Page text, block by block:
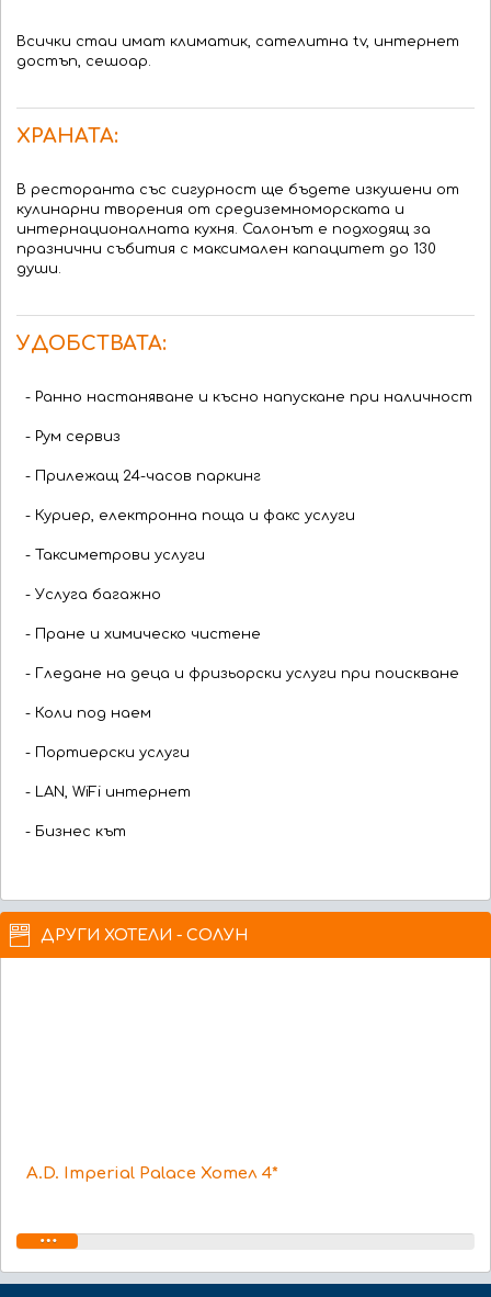
Всички стаи имат климатик, сателитна tv, интернет
достъп, сешоар.
ХРАНАТА:
В ресторанта със сигурност ще бъдете изкушени от
кулинарни творения от средиземноморската и
интернационалната кухня. Салонът е подходящ за
празнични събития с максимален капацитет до 130
души.
УДОБСТВАТА:
- Ранно настаняване и късно напускане при наличност
- Рум сервиз
- Прилежащ 24-часов паркинг
- Куриер, електронна поща и факс услуги
- Таксиметрови услуги
- Услуга багажно
- Пране и химическо чистене
- Гледане на деца и фризьорски услуги при поискване
- Коли под наем
- Портиерски услуги
- LAN, WiFi интернет
- Бизнес кът
ДРУГИ ХОТЕЛИ - СОЛУН
A.D. Imperial Palace Хотел 4*